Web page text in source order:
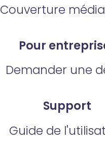
Couverture
Pour
Demander une
Support
Guide de